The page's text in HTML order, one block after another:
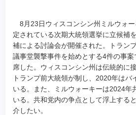
8月23日ウィスコンシン州ミルウォ
定されている次期大統領選挙に立候補
補による討論会が開催された。トラン
議事堂襲撃事件を始めとする4件の事
席した。ウィスコンシン州は伝統的に
トランプ前大統領が制し、2020年はバ
いる。また、ミルウォーキーは2024年
いる。共和党内の争点として浮上する
介したい。